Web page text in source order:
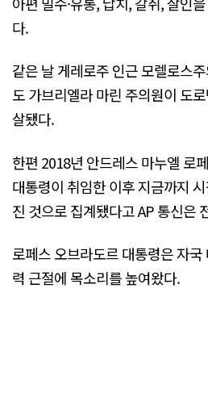
다.
같은 날 게레로주 인근 모렐로스
도 가브리엘라 마린 주의원이 도
살됐다.
한편 2018년 안드레스 마누엘 로
대통령이 취임한 이후 지금까지
진 것으로 집계됐다고 AP 통신은
로페스 오브라도르 대통령은 자
력 근절에 목소리를 높여왔다.